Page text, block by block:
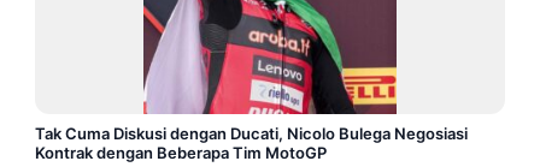
Tak Cuma Diskusi dengan Ducati, Nicolo Bulega Negosiasi
Kontrak dengan Beberapa Tim MotoGP